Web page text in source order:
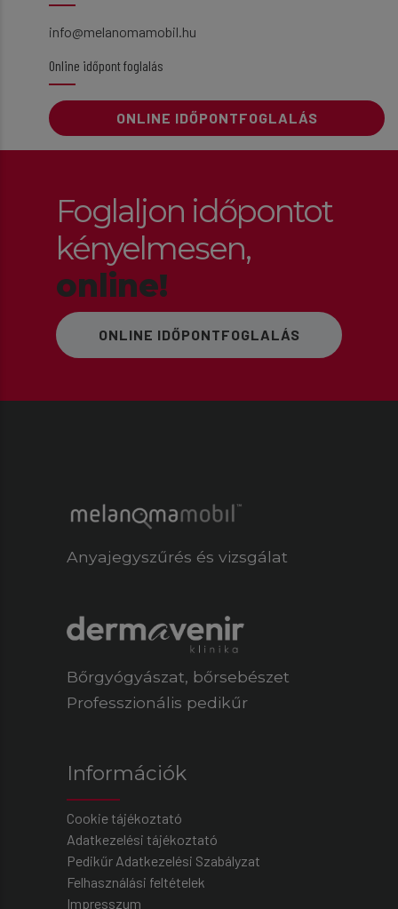
info@melanomamobil.hu
Online időpont foglalás
ONLINE IDŐPONTFOGLALÁS
Foglaljon időpontot
kényelmesen,
online!
ONLINE IDŐPONTFOGLALÁS
Anyajegyszűrés és vizsgálat
Bőrgyógyászat, bőrsebészet
Professzionális pedikűr
Információk
Cookie tájékoztató
Adatkezelési tájékoztató
Pedikűr Adatkezelési Szabályzat
Felhasználási feltételek
Impresszum